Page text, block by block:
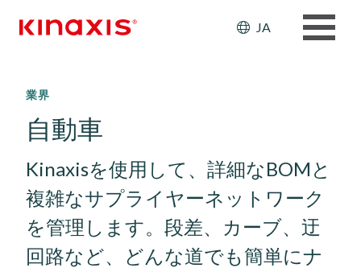
Header:
JA
業界
自動車
Kinaxisを使用して、詳細なBOMと
複雑なサプライヤーネットワーク
を管理します。段差、カーブ、迂
回路など、どんな道でも簡単にナ